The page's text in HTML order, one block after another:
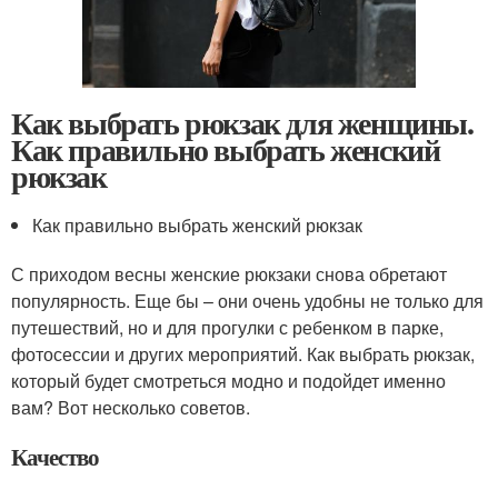
Как выбрать рюкзак для женщины.
Как правильно выбрать женский
рюкзак
Как правильно выбрать женский рюкзак
С приходом весны женские рюкзаки снова обретают
популярность. Еще бы – они очень удобны не только для
путешествий, но и для прогулки с ребенком в парке,
фотосессии и других мероприятий. Как выбрать рюкзак,
который будет смотреться модно и подойдет именно
вам? Вот несколько советов.
Качество